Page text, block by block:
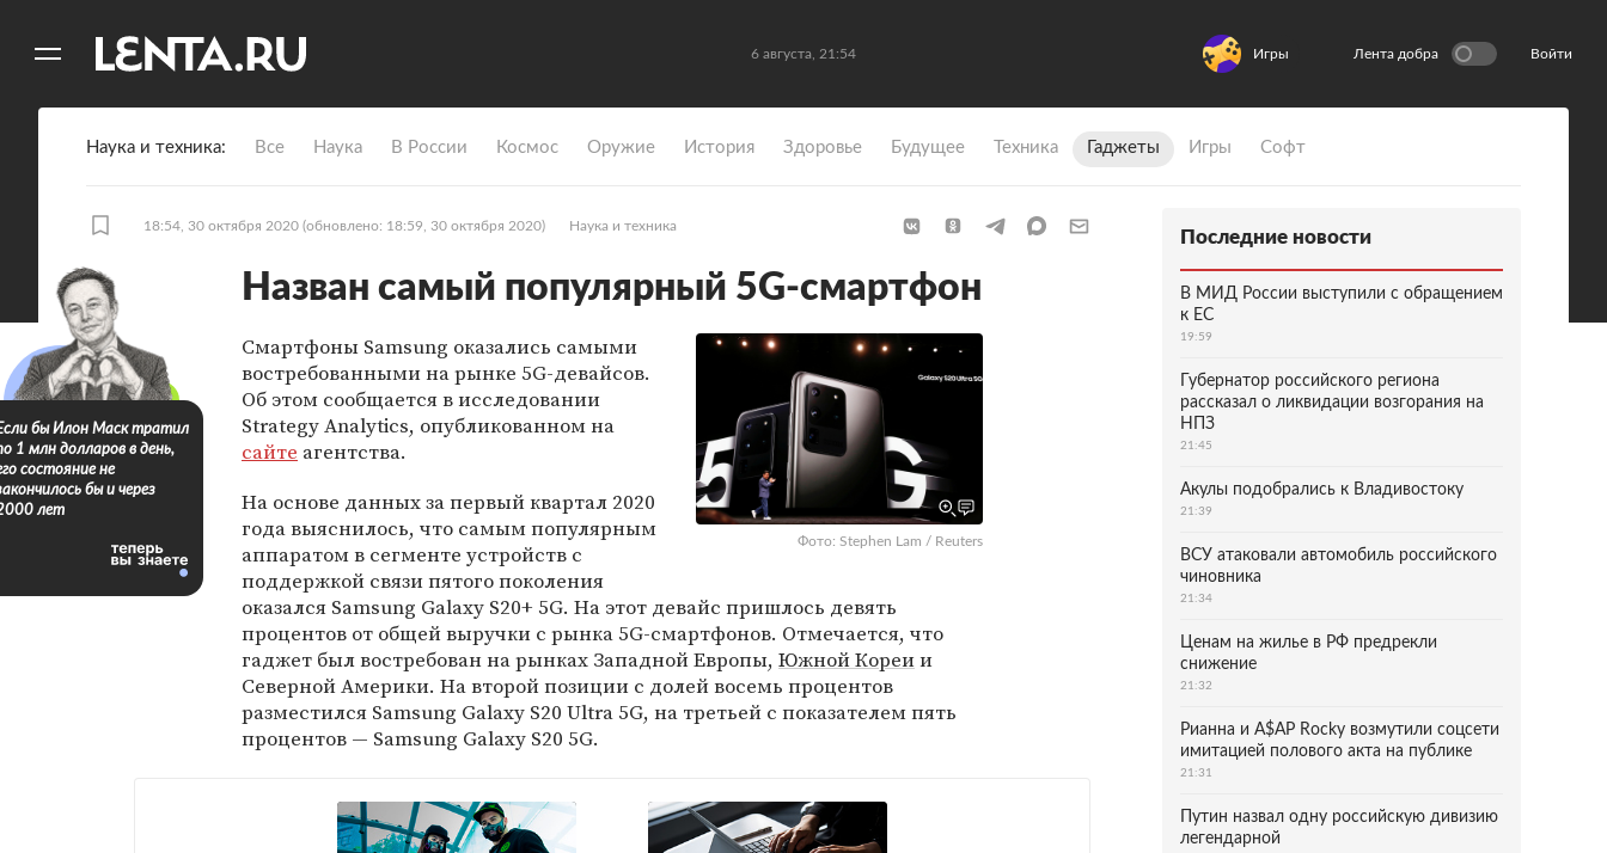
6 августа, 21:54 Игры Лента добра Войти
Наука и техника Все Наука В России Космос Оружие История Здоровье Будущее Техника Гаджеты Игры Софт
18:54, 30 октября 2020 (обновлено: 18:59, 30 октября 2020) Наука и техника
Назван самый популярный 5G-смартфон
Фото: Stephen Lam / Reuters
Смартфоны Samsung оказались самыми
востребованными на рынке 5G-девайсов.
Об этом сообщается в исследовании
Strategy Analytics, опубликованном на
сайте агентства.
На основе данных за первый квартал 2020
года выяснилось, что самым популярным
аппаратом в сегменте устройств с
поддержкой связи пятого поколения
оказался Samsung Galaxy S20+ 5G. На этот девайс пришлось девять
процентов от общей выручки с рынка 5G-смартфонов. Отмечается, что
гаджет был востребован на рынках Западной Европы, Южной Кореии
Северной Америки. На второй позиции с долей восемь процентов
разместился Samsung Galaxy S20 Ultra 5G, на третьей с показателем пять
процентов — Samsung Galaxy S20 5G.
бы Илон Маск тратил
1 млн долларов в день,
состояние не
бы и через
лет
Последние новости
В МИД России выступили с обращением
к ЕС
19:59
Губернатор российского региона
рассказал о ликвидации возгорания на
НПЗ
21:45
Акулы подобрались к Владивостоку
21:39
ВСУ атаковали автомобиль российского
чиновника
21:34
Ценам на жилье в РФ предрекли
снижение
21:32
Рианна и A$AP Rocky возмутили соцсети
имитацией полового акта на публике
21:31
Путин назвал одну российскую дивизию
легендарной